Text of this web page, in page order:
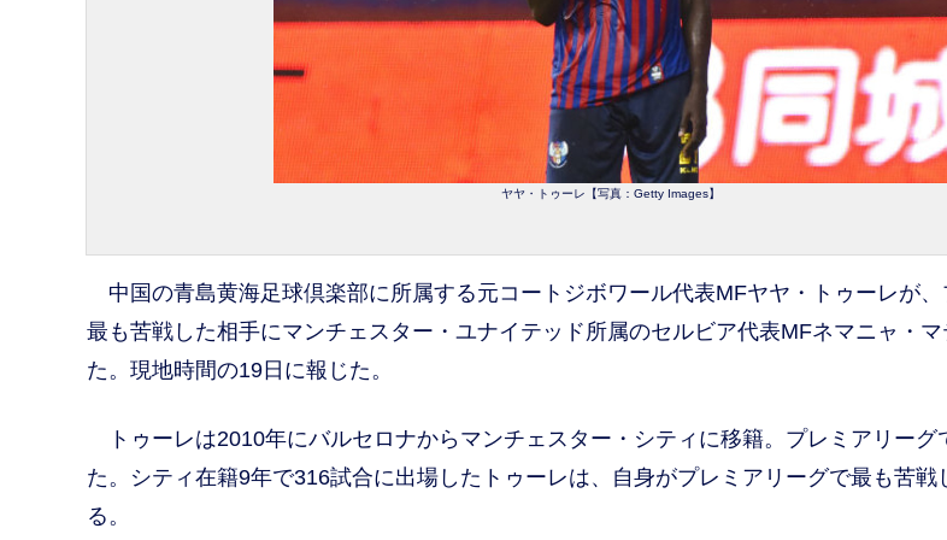
ヤヤ・トゥーレ【写真：Getty Images】
中国の青島黄海足球倶楽部に所属する元コートジボワール代表MFヤヤ・トゥーレが
最も苦戦した相手にマンチェスター・ユナイテッド所属のセルビア代表MFネマニャ・
た。現地時間の19日に報じた。
トゥーレは2010年にバルセロナからマンチェスター・シティに移籍。プレミアリーグ
た。シティ在籍9年で316試合に出場したトゥーレは、自身がプレミアリーグで最も苦戦
る。